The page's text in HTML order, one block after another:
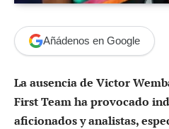
Añádenos en Google
La ausencia de Victor
First Team ha provocado
aficionados y analistas,